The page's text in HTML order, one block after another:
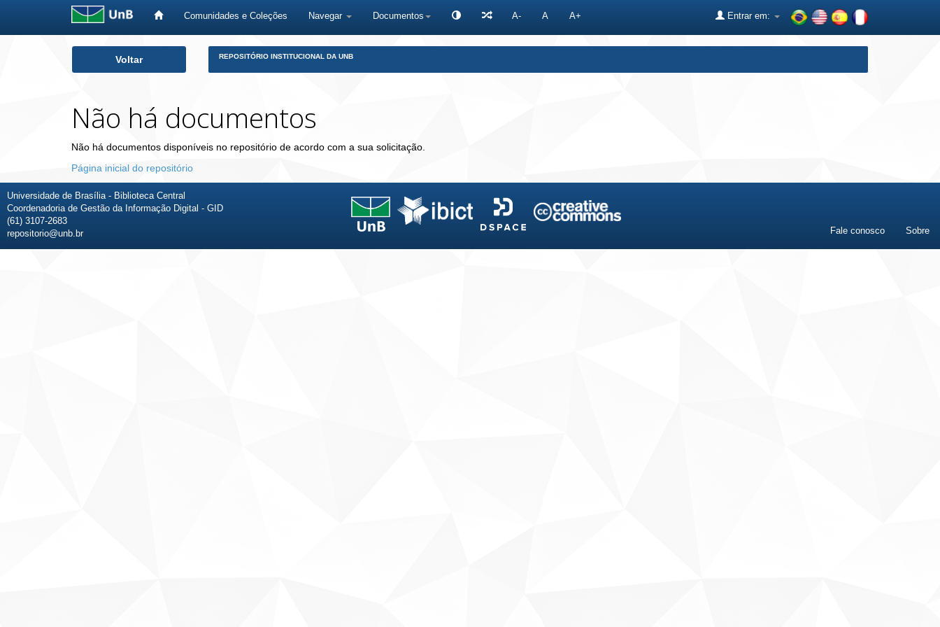
Comunidades e Coleções Navegar Documentos A- A A+ Entrar em:
Voltar REPOSITÓRIO INSTITUCIONAL DA UNB
Não há documentos
Não há documentos disponíveis no repositório de acordo com a sua solicitação.
Página inicial do repositório
Universidade de Brasília - Biblioteca Central
Coordenadoria de Gestão da Informação Digital - GID
(61) 3107-2683
repositorio@unb.br
Fale conosco Sobre